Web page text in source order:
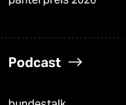
Podcast